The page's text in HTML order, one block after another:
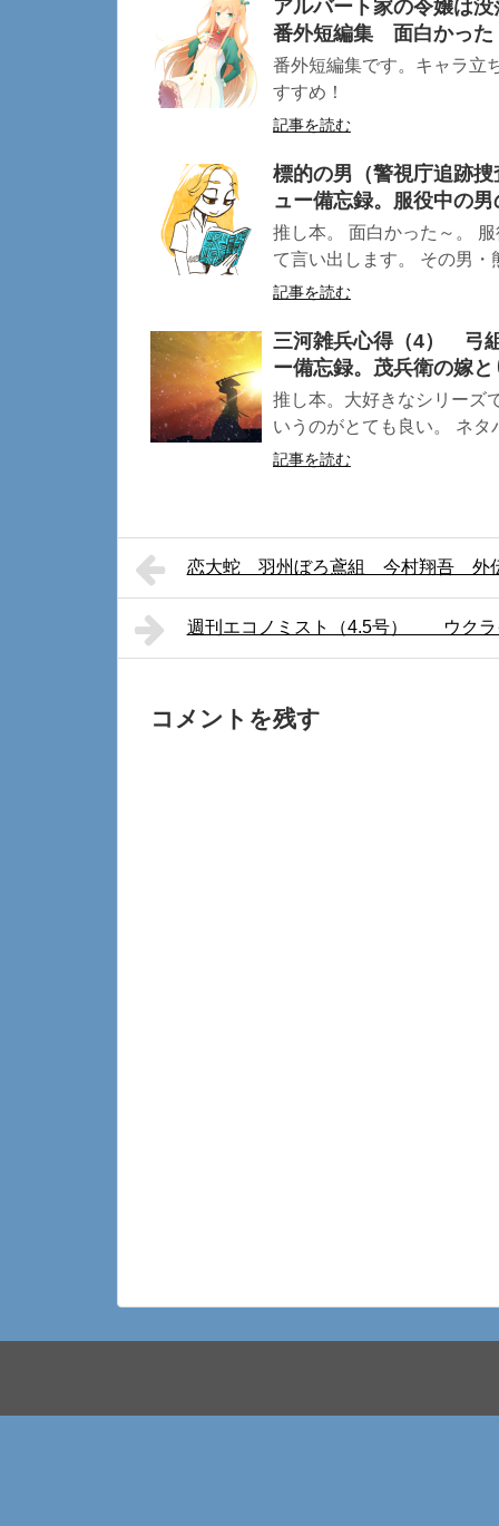
アルバート家の令嬢は
番外短編集 面白かっ
番外短編集です。キャラ立
すすめ！
記事を読む
標的の男（警視庁追跡
ュー備忘録。服役中の男
推し本。 面白かった～。
て言い出します。 その男
記事を読む
三河雑兵心得（4） 弓
ー備忘録。茂兵衛の嫁
推し本。大好きなシリーズ
いうのがとても良い。 ネ
記事を読む
恋大蛇 羽州ぼろ鳶組 今村翔吾 外伝
週刊エコノミスト（4.5号） ウクラ
コメントを残す